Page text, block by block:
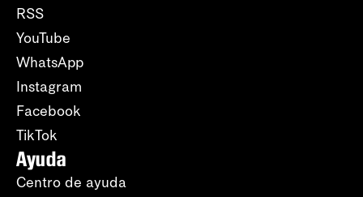
RSS
YouTube
WhatsApp
Instagram
Facebook
TikTok
Ayuda
Centro de ayuda